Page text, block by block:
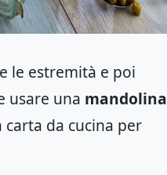
le estremità e poi
usare una mandolina
da cucina per